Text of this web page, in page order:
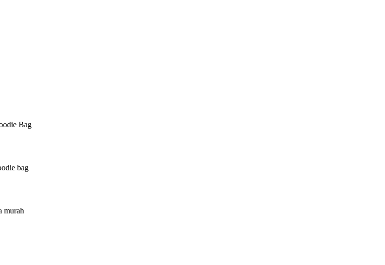
Bag
bag
murah